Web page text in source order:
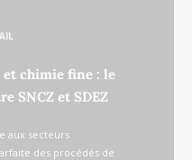
chimie fine : le
SNCZ et SDEZ
aux secteurs
des procédés de